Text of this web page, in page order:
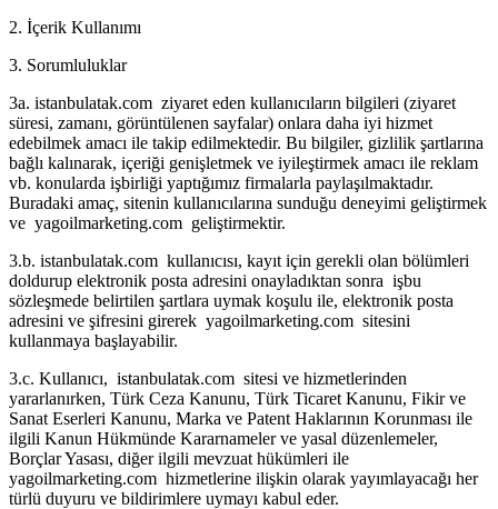
2. İçerik Kullanımı
3. Sorumluluklar
3a. istanbulatak.com ziyaret eden kullanıcıların bilgileri (ziyaret
süresi, zamanı, görüntülenen sayfalar) onlara daha iyi hizmet
edebilmek amacı ile takip edilmektedir. Bu bilgiler, gizlilik şartlarına
bağlı kalınarak, içeriği genişletmek ve iyileştirmek amacı ile reklam
vb. konularda işbirliği yaptığımız firmalarla paylaşılmaktadır.
Buradaki amaç, sitenin kullanıcılarına sunduğu deneyimi geliştirmek
ve yagoilmarketing.com geliştirmektir.
3.b. istanbulatak.com kullanıcısı, kayıt için gerekli olan bölümleri
doldurup elektronik posta adresini onayladıktan sonra işbu
sözleşmede belirtilen şartlara uymak koşulu ile, elektronik posta
adresini ve şifresini girerek yagoilmarketing.com sitesini
kullanmaya başlayabilir.
3.c. Kullanıcı, istanbulatak.com sitesi ve hizmetlerinden
yararlanırken, Türk Ceza Kanunu, Türk Ticaret Kanunu, Fikir ve
Sanat Eserleri Kanunu, Marka ve Patent Haklarının Korunması ile
ilgili Kanun Hükmünde Kararnameler ve yasal düzenlemeler,
Borçlar Yasası, diğer ilgili mevzuat hükümleri ile
yagoilmarketing.com hizmetlerine ilişkin olarak yayımlayacağı her
türlü duyuru ve bildirimlere uymayı kabul eder.